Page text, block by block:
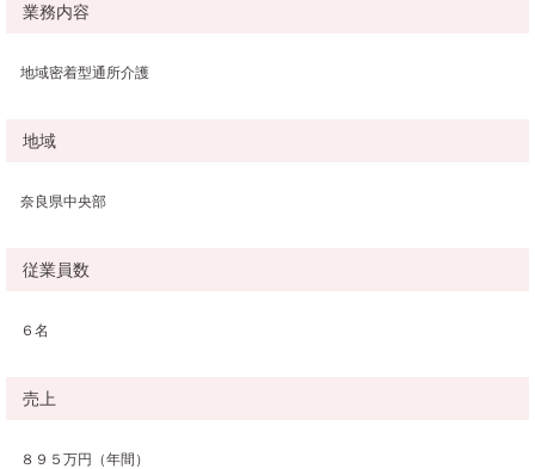
業務内容
地域密着型通所介護
地域
奈良県中央部
従業員数
６名
売上
８９５万円（年間）